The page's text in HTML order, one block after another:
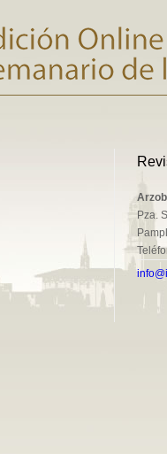
Pza.